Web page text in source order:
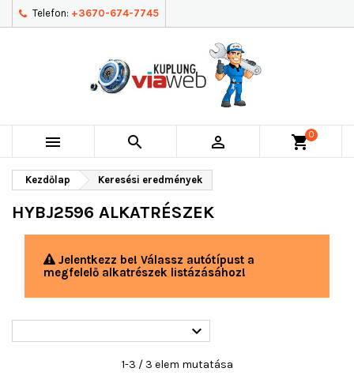
Telefon: +3670-674-7745
   shopping_cart0
Kezdőlap Keresési eredmények
HYBJ2596 ALKATRÉSZEK
Jelentkezz be! Válassz autótípust a
megfelelő alkatrészek listázásához!

1-3 / 3 elem mutatása